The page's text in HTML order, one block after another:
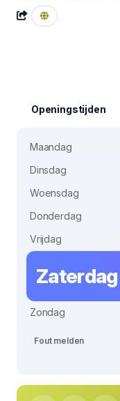
Openingstijden
Maandag
Dinsdag
Woensdag
Donderdag
Vrijdag
Zaterdag
Zondag
Fout melden